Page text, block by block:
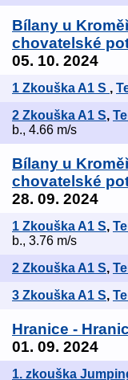
Bílany u
chovatelské
05. 10. 2024
1 Zkouška A1 S ,
2 Zkouška A1 S,
b., 4.66 m/s
Bílany u
chovatelské
28. 09. 2024
1 Zkouška A1 S,
b., 3.76 m/s
2 Zkouška A1 S,
3 Zkouška A1 S,
Hranice -
01. 09. 2024
1. zkouška